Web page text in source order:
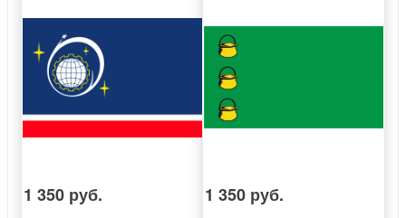
1 350 руб. 1 350 руб.